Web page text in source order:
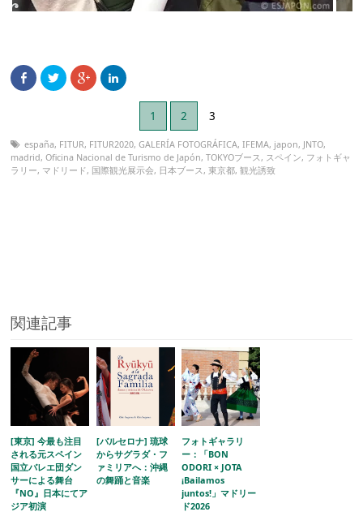
1 2 3
españa, FITUR, FITUR2020,GALERÍA FOTOGRÁFICA,IFEMA, japon, JNTO,
madrid,Oficina Nacional de Turismo de Japón,TOKYOブース, スペイン, フォトギャ
ラリー, マドリード, 国際観光展示会, 日本ブース,東京都,観光誘致
関連記事
[東京] 今最も注目
される元スペイン
国立バレエ団ダン
サーによる舞台
『NO』日本にてア
ジア初演
[バルセロナ] 琉球
からサグラダ・フ
ァミリアへ：沖縄
の舞踊と音楽
フォトギャラリ
ー：「BON
ODORI × JOTA
¡Bailamos
juntos!」マドリー
ド2026